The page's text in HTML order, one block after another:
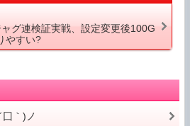
グ連検証実戦、設定変更後100G
やすい?
｀)ノ